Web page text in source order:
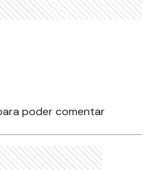
poder comentar